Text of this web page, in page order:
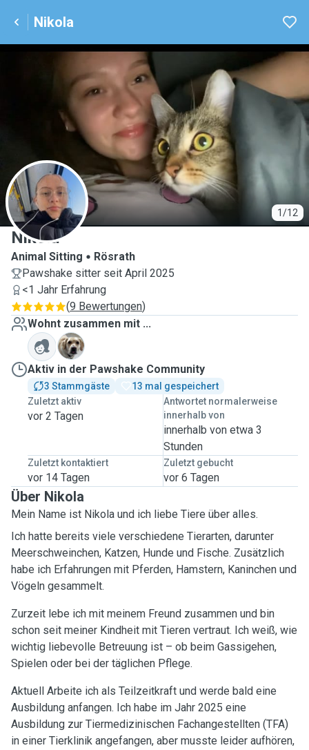
Nikola
1/12
N
Nikola
Animal Sitting
Rösrath
Pawshake sitter seit April 2025
<1 Jahr Erfahrung
(9 Bewertungen)
Wohnt zusammen mit ...
L
Aktiv in der Pawshake Community
3 Stammgäste
13 mal gespeichert
Zuletzt aktiv
vor 2 Tagen
Antwortet normalerweise
innerhalb von
innerhalb von etwa 3
Stunden
Zuletzt kontaktiert
vor 14 Tagen
Zuletzt gebucht
vor 6 Tagen
Über Nikola
Mein Name ist Nikola und ich liebe Tiere über alles.
Ich hatte bereits viele verschiedene Tierarten, darunter
Meerschweinchen, Katzen, Hunde und Fische. Zusätzlich
habe ich Erfahrungen mit Pferden, Hamstern, Kaninchen und
Vögeln gesammelt.
Zurzeit lebe ich mit meinem Freund zusammen und bin
schon seit meiner Kindheit mit Tieren vertraut. Ich weiß, wie
wichtig liebevolle Betreuung ist – ob beim Gassigehen,
Spielen oder bei der täglichen Pflege.
Aktuell Arbeite ich als Teilzeitkraft und werde bald eine
Ausbildung anfangen. Ich habe im Jahr 2025 eine
Ausbildung zur Tiermedizinischen Fachangestellten (TFA)
in einer Tierklinik angefangen, aber musste leider aufhören,